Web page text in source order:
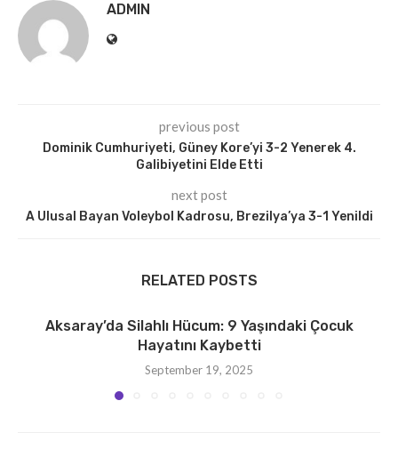
ADMIN
previous post
Dominik Cumhuriyeti, Güney Kore’yi 3-2 Yenerek 4.
Galibiyetini Elde Etti
next post
A Ulusal Bayan Voleybol Kadrosu, Brezilya’ya 3-1 Yenildi
RELATED POSTS
Aksaray’da Silahlı Hücum: 9 Yaşındaki Çocuk
Hayatını Kaybetti
September 19, 2025